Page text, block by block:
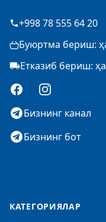
+998 78 555 64 20
Буюртма бериш:
Етказиб бериш:
FacebookInstagram
Бизнинг канал
Бизнинг бот
КАТЕГОРИЯЛАР